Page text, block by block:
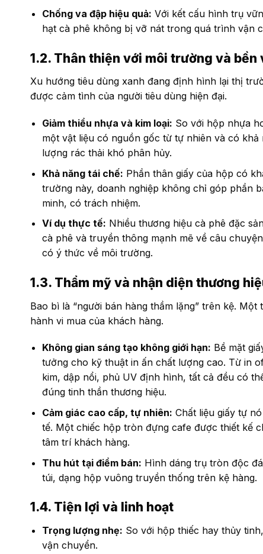
Chống va đập hiệu quả: Với kết cấu hình trụ
hạt cà phê không bị vỡ nát trong quá trình vận
1.2. Thân thiện với môi trường và bền
Xu hướng tiêu dùng xanh đang định hình lại thị
được cảm tình của người tiêu dùng hiện đại.
Giảm thiểu nhựa và kim loại: So với hộp nhựa
một vật liệu có nguồn gốc từ tự nhiên và có
lượng rác thải khó phân hủy.
Khả năng tái chế: Phần thân giấy của hộp có
trường này, doanh nghiệp không chỉ góp phần
minh, có trách nhiệm.
Ví dụ thực tế: Nhiều thương hiệu cà phê đặc
cà phê và truyền thông mạnh mẽ về câu
có ý thức về môi trường.
1.3. Thẩm mỹ và nhận diện thương
Bao bì là “người bán hàng thầm lặng” trên kệ.
hành vi mua của khách hàng.
Không gian sáng tạo không giới hạn: Bề mặt
tưởng cho kỹ thuật in ấn chất lượng cao. Từ in
kim, dập nổi, phủ UV định hình, tất cả đều có
đúng tinh thần thương hiệu.
Cảm giác cao cấp, tự nhiên: Chất liệu giấy tự
tế. Một chiếc hộp tròn đựng cafe được thiết kế
tâm trí khách hàng.
Thu hút tại điểm bán: Hình dáng trụ tròn độc
túi, dạng hộp vuông truyền thống trên kệ hàng.
1.4. Tiện lợi và linh hoạt
Trọng lượng nhẹ: So với hộp thiếc hay thủy
vận chuyển.